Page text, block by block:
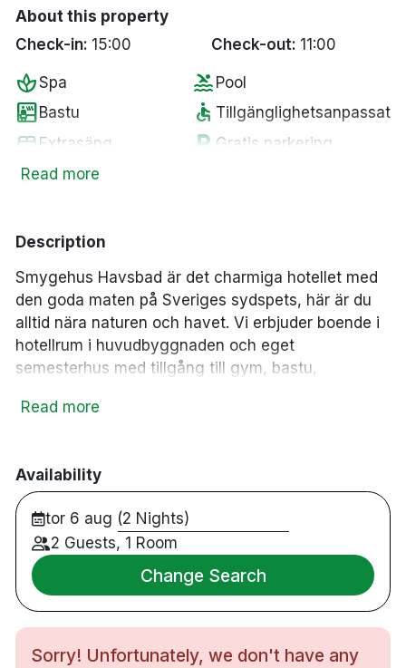
About this property
Check-in: 15:00 Check-out: 11:00
spaSpa pool Pool
saunaBastu accessible Tillgänglighetsanpassat
bed Extrasäng local_parking Gratis parkering
fitness_centerGym
Read more
Description
Smygehus Havsbad är det charmiga hotellet med
den goda maten på Sveriges sydspets, här är du
alltid nära naturen och havet. Vi erbjuder boende i
hotellrum i huvudbyggnaden och eget
semesterhus med tillgång till gym, bastu,
restaurang serverar mat och dryck i världsklass
OBS! Smygehus Havsbad fortsätter att växa!
Något som har varit efterfrågat under en längre
period är att bygga ut vår wellnessavdelning - och
självklart håller vi med er. Under 2024 bygger vi ut
vår relaxavdelning. Här blir det bland annat en ny
varm pool, en isvak och utökad loungeyta. Detta
Read more
Availability
tor 6 aug (2 Nights)
2 Guests, 1 Room
Change Search
Sorry! Unfortunately, we don't have any